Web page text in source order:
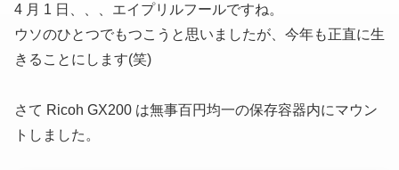
4 月 1 日、、、エイプリルフールですね。
ウソのひとつでもつこうと思いましたが、今年も正直に生
きることにします(笑)
さて Ricoh GX200 は無事百円均一の保存容器内にマウン
トしました。